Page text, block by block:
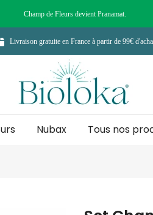
Champ de Fleurs devient Pranamat.
Livraison gratuite en France à partir de 99€
Nubax Tous nos